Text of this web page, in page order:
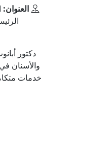
العنوان:
دكتور
والأسنان
خدمات